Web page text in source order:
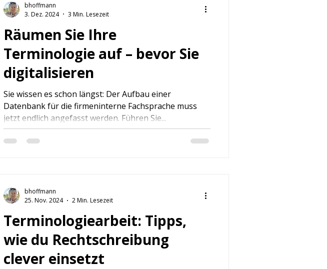
Räumen Sie Ihre
Terminologie auf – bevor Sie
digitalisieren
Sie wissen es schon längst: Der Aufbau einer
Datenbank für die firmeninterne Fachsprache muss
jetzt endlich angefasst werden. Führen Sie...
bhoffmann
3. Dez. 2024
3 Min. Lesezeit
Terminologiearbeit: Tipps,
wie du Rechtschreibung
clever einsetzt
bhoffmann
25. Nov. 2024
2 Min. Lesezeit